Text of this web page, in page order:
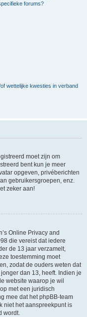
forums?
wettelijke kwesties in verband
moet zijn om
bent kun je meer
opgeven, privéberichten
gebruikersgroepen, enz.
zeker aan!
Online Privacy and
die vereist dat iedere
de 13 jaar verzamelt,
toestemming moet
zodat de ouders weten dat
dan 13, heeft. Indien je
website waarop je wil
met een juridisch
mee dat het phpBB-team
niet het aanspreekpunt is
wordt.